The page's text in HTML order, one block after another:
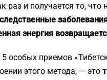
раз и получается то,
энергия
5 особых приемов
этого метода, — это